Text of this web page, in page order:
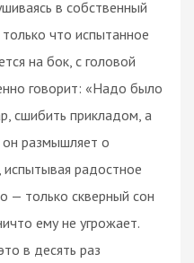
в собственный
что испытанное
на бок, с головой
говорит: «Надо было
сшибить прикладом, а
размышляет о
радостное
— только скверный сон
ему не угрожает.
в десять раз